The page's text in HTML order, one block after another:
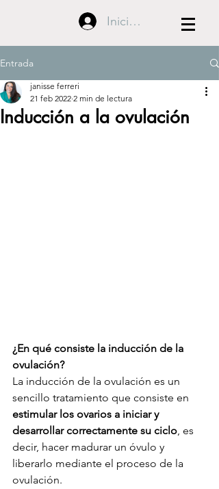
Iniciar sesión
Entrada
Inducción a la ovulación
janisse ferreri
21 feb 2022 2 min de lectura
¿En qué consiste la inducción de la
ovulación?
La inducción de la ovulación es un
sencillo tratamiento que consiste en
estimular los ovarios a iniciar y
desarrollar correctamente su ciclo, es
decir, hacer madurar un óvulo y
liberarlo mediante el proceso de la
ovulación.